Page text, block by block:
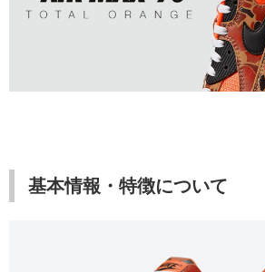
基本情報・特徴について